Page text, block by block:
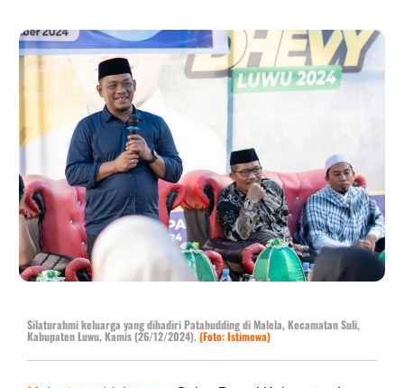
Silaturahmi keluarga yang dihadiri Patahudding di Malela, Kecamatan Suli,
Kabupaten Luwu, Kamis (26/12/2024).(Foto: Istimewa)